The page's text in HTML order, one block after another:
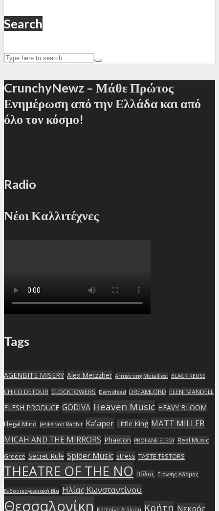
Search
CrunchyNewz – Μάθε Πρώτος
Ενημέρωση από την Ελλάδα και από
όλο τον κόσμο!
Radio
Νέοι Καλλιτέχνες
Tags
AGENBITE MISERY Alex Metzzher Armstrong MetalFest BLACK REUSS
CHICO DETOUR CLOCKTOWERS Demidead DREAMLORD ELENI MANDELL
FLESH PRODUCE GODIVA Heaven Music HEAVY BLOOM
Illegal Mind Jesika von Rabbit Ka'aper Little King MATT MILLER
MICAH AND THE MIRRORS Phaeton PROFANE ELEGY Real Music
Greece Secret Rule Spider Music stress TASTE TESTORS
THEATRE OF THE NO Βόλος Γιάννης Αδάμος
Ενδοοικογενειακή βία Ηλίας Κωνσταντίνου
Θεσσαλονίκη Κατερίνα Λιόλιου Κρήτη Νεκρός